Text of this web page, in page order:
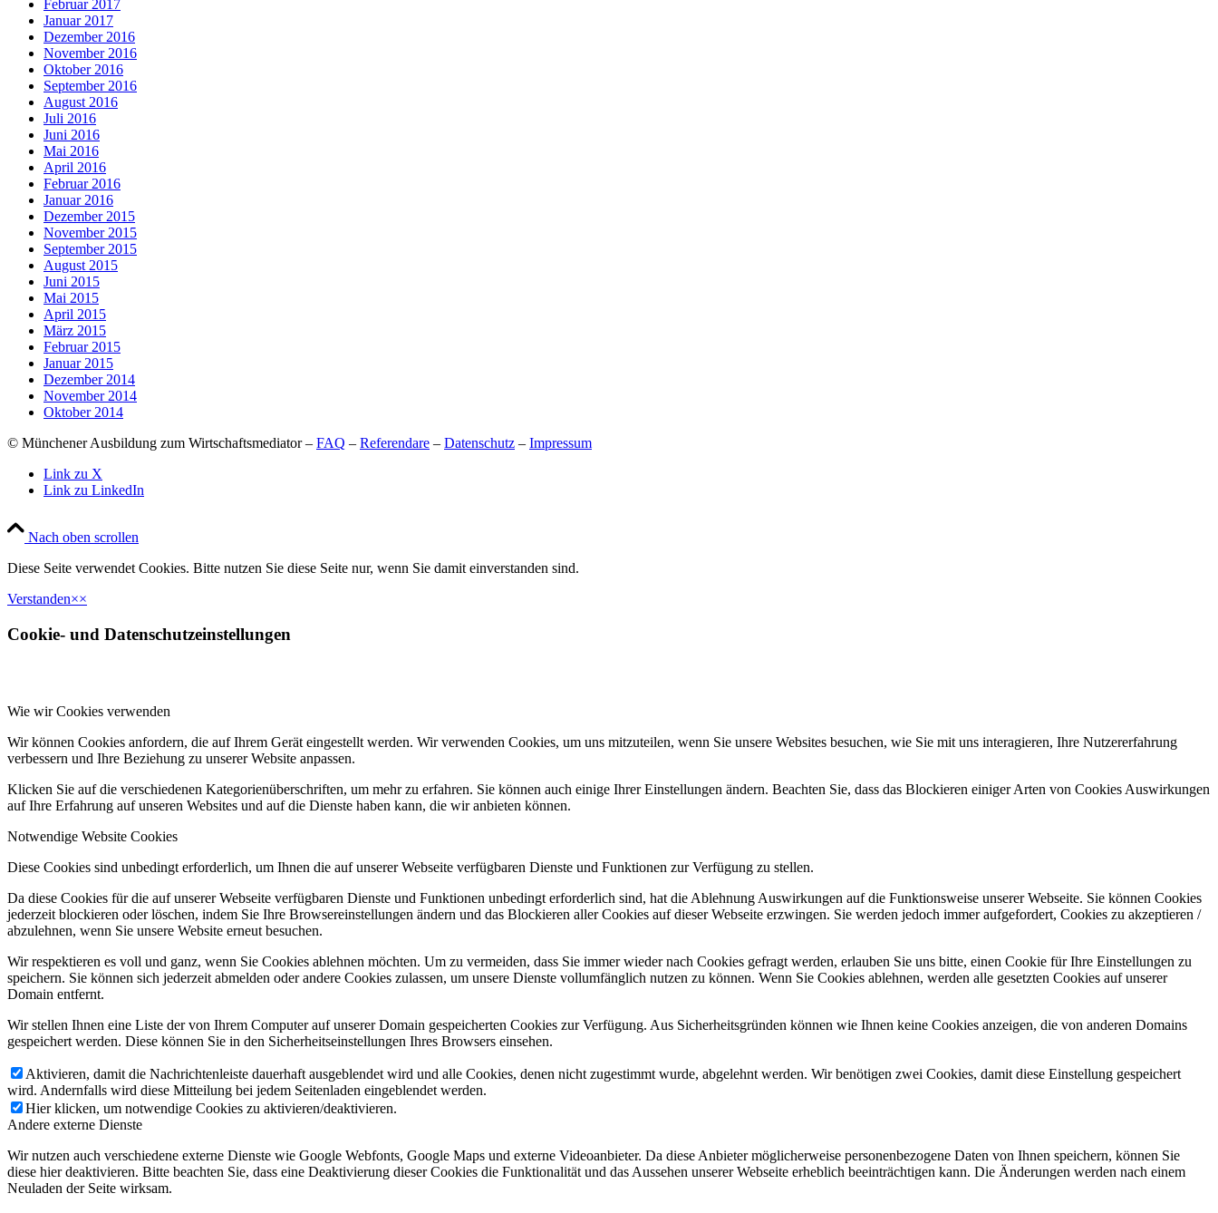
Februar 2017
Januar 2017
Dezember 2016
November 2016
Oktober 2016
September 2016
August 2016
Juli 2016
Juni 2016
Mai 2016
April 2016
Februar 2016
Januar 2016
Dezember 2015
November 2015
September 2015
August 2015
Juni 2015
Mai 2015
April 2015
März 2015
Februar 2015
Januar 2015
Dezember 2014
November 2014
Oktober 2014
© Münchener Ausbildung zum Wirtschaftsmediator – FAQ – Referendare – Datenschutz – Impressum
Link zu X
Link zu LinkedIn
Nach oben scrollen
Diese Seite verwendet Cookies. Bitte nutzen Sie diese Seite nur, wenn Sie damit einverstanden sind.
Verstanden××
Cookie- und Datenschutzeinstellungen
Wie wir Cookies verwenden
Wir können Cookies anfordern, die auf Ihrem Gerät eingestellt werden. Wir verwenden Cookies, um uns mitzuteilen, wenn Sie unsere Websites besuchen, wie Sie mit uns interagieren, Ihre Nutzererfahrung
verbessern und Ihre Beziehung zu unserer Website anpassen.
Klicken Sie auf die verschiedenen Kategorienüberschriften, um mehr zu erfahren. Sie können auch einige Ihrer Einstellungen ändern. Beachten Sie, dass das Blockieren einiger Arten von Cookies Auswirkungen
auf Ihre Erfahrung auf unseren Websites und auf die Dienste haben kann, die wir anbieten können.
Notwendige Website Cookies
Diese Cookies sind unbedingt erforderlich, um Ihnen die auf unserer Webseite verfügbaren Dienste und Funktionen zur Verfügung zu stellen.
Da diese Cookies für die auf unserer Webseite verfügbaren Dienste und Funktionen unbedingt erforderlich sind, hat die Ablehnung Auswirkungen auf die Funktionsweise unserer Webseite. Sie können Cookies
jederzeit blockieren oder löschen, indem Sie Ihre Browsereinstellungen ändern und das Blockieren aller Cookies auf dieser Webseite erzwingen. Sie werden jedoch immer aufgefordert, Cookies zu akzeptieren /
abzulehnen, wenn Sie unsere Website erneut besuchen.
Wir respektieren es voll und ganz, wenn Sie Cookies ablehnen möchten. Um zu vermeiden, dass Sie immer wieder nach Cookies gefragt werden, erlauben Sie uns bitte, einen Cookie für Ihre Einstellungen zu
speichern. Sie können sich jederzeit abmelden oder andere Cookies zulassen, um unsere Dienste vollumfänglich nutzen zu können. Wenn Sie Cookies ablehnen, werden alle gesetzten Cookies auf unserer
Domain entfernt.
Wir stellen Ihnen eine Liste der von Ihrem Computer auf unserer Domain gespeicherten Cookies zur Verfügung. Aus Sicherheitsgründen können wie Ihnen keine Cookies anzeigen, die von anderen Domains
gespeichert werden. Diese können Sie in den Sicherheitseinstellungen Ihres Browsers einsehen.
Aktivieren, damit die Nachrichtenleiste dauerhaft ausgeblendet wird und alle Cookies, denen nicht zugestimmt wurde, abgelehnt werden. Wir benötigen zwei Cookies, damit diese Einstellung gespeichert
wird. Andernfalls wird diese Mitteilung bei jedem Seitenladen eingeblendet werden.
Hier klicken, um notwendige Cookies zu aktivieren/deaktivieren.
Andere externe Dienste
Wir nutzen auch verschiedene externe Dienste wie Google Webfonts, Google Maps und externe Videoanbieter. Da diese Anbieter möglicherweise personenbezogene Daten von Ihnen speichern, können Sie
diese hier deaktivieren. Bitte beachten Sie, dass eine Deaktivierung dieser Cookies die Funktionalität und das Aussehen unserer Webseite erheblich beeinträchtigen kann. Die Änderungen werden nach einem
Neuladen der Seite wirksam.